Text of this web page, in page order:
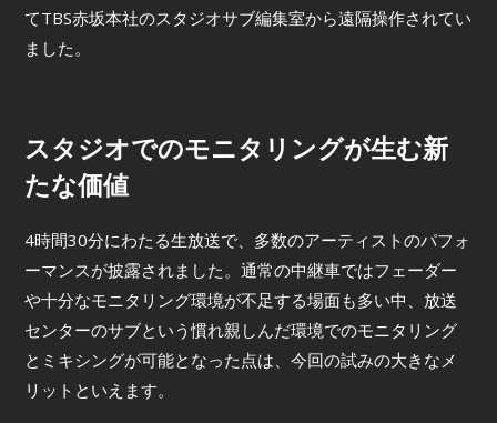
てTBS赤坂本社のスタジオサブ編集室から遠隔操作されてい
ました。
スタジオでのモニタリングが生む新
たな価値
4時間30分にわたる生放送で、多数のアーティストのパフォ
ーマンスが披露されました。通常の中継車ではフェーダー
や十分なモニタリング環境が不足する場面も多い中、放送
センターのサブという慣れ親しんだ環境でのモニタリング
とミキシングが可能となった点は、今回の試みの大きなメ
リットといえます。